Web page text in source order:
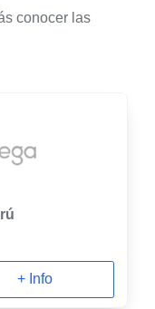
conocer las
+ Info